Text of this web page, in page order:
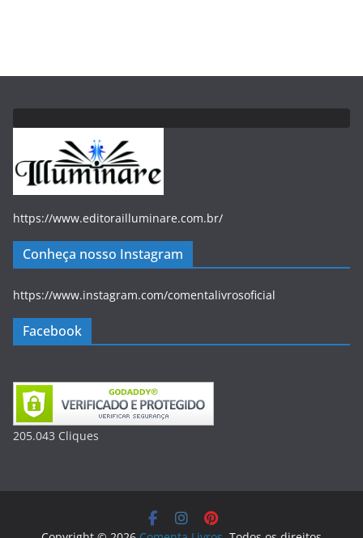
https://www.editorailluminare.com.br/
Conheça nosso Instagram
https://www.instagram.com/comentalivrosoficial
Facebook
205.043 Cliques